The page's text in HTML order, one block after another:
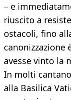
– e
riuscito a
ostacoli, fino
canonizzazione
avesse vinto la
In molti
alla Basilica